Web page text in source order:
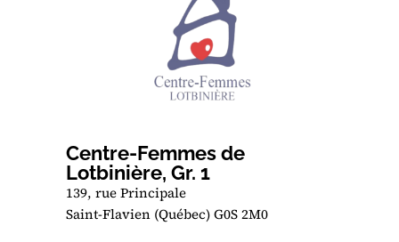
Centre-Femmes de
Lotbinière, Gr. 1
139, rue Principale
Saint-Flavien (Québec) G0S 2M0